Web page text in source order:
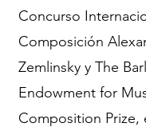
Concurso
Composición
Zemlinsky y The
Endowment for
Composition Prize,